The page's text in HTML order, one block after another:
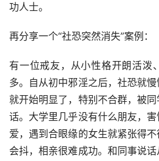
功人士。
再分享一个“社恐突然消失”案例：
有一位戒友，从小性格开朗活泼
多。自从初中邪淫之后，社恐就
就开始明显了，特别不合群，被
话。大学里几乎没有什么朋友，
爱，遇到合眼缘的女生就紧张得
会抖，相亲很难成功。和同事说话